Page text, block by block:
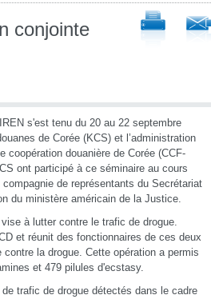
conjointe
s'est tenu du 20 au 22 septembre
de Corée (KCS) et l’administration
coopération douanière de Corée (CCF-
ont participé à ce séminaire au cours
de représentants du Secrétariat
du ministère américain de la Justice.
à lutter contre le trafic de drogue.
et réunit des fonctionnaires de ces deux
la drogue. Cette opération a permis
et 479 pilules d'ecstasy.
trafic de drogue détectés dans le cadre